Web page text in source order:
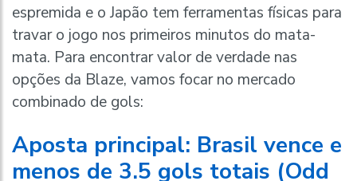
espremida e o Japão tem ferramentas físicas para
travar o jogo nos primeiros minutos do mata-
mata. Para encontrar valor de verdade nas
opções da Blaze, vamos focar no mercado
combinado de gols:
Aposta principal: Brasil vence e
menos de 3.5 gols totais (Odd